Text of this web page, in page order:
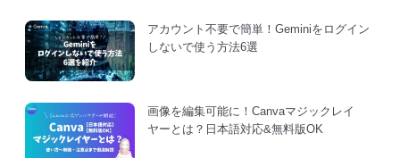
アカウント不要で簡単！Geminiをログイン
しないで使う方法6選
画像を編集可能に！Canvaマジックレイ
ヤーとは？日本語対応&無料版OK